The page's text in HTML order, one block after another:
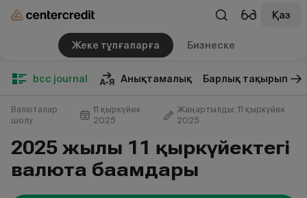
Қаз
Жеке тұлғаларға Бизнеске
bcc journal Анықтамалық Барлық тақырып
Валюталар
шолу
11 қыркүйек
2025
Жаңартылды: 11 қыркүйек
2025
2025 жылғы 11 қыркүйектегі
валюта бағамдары